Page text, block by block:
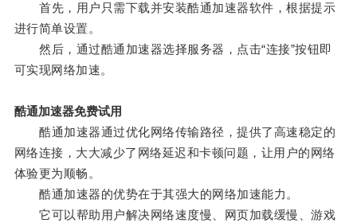
首先，用户只需下载并安装酷通加速器软件，根据提示
进行简单设置。
然后，通过酷通加速器选择服务器，点击“连接”按钮即
可实现网络加速。
酷通加速器免费试用
酷通加速器通过优化网络传输路径，提供了高速稳定的
网络连接，大大减少了网络延迟和卡顿问题，让用户的网络
体验更为顺畅。
酷通加速器的优势在于其强大的网络加速能力。
它可以帮助用户解决网络速度慢、网页加载缓慢、游戏